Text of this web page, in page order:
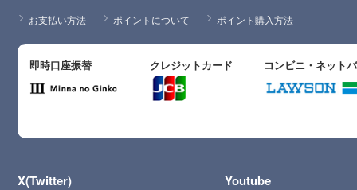
お支払い方法 ポイントについて ポイント購入方法
即時口座振替 クレジットカード コンビニ・ネット
X(Twitter) Youtube